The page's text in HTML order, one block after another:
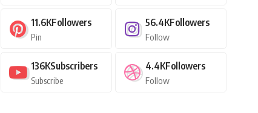
11.6KFollowers
Pin
56.4KFollowers
Follow
136KSubscribers
Subscribe
4.4KFollowers
Follow